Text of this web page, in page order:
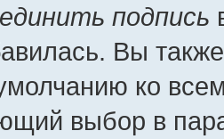
подпись
Вы
ко
выбор в